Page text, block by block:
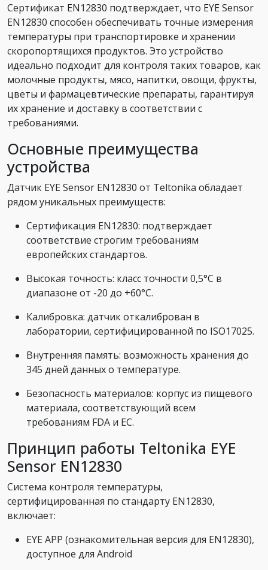
Сертификат EN12830 подтверждает, что EYE Sensor
EN12830 способен обеспечивать точные измерения
температуры при транспортировке и хранении
скоропортящихся продуктов. Это устройство
идеально подходит для контроля таких товаров, как
молочные продукты, мясо, напитки, овощи, фрукты,
цветы и фармацевтические препараты, гарантируя
их хранение и доставку в соответствии с
требованиями.
Основные преимущества
устройства
Датчик EYE Sensor EN12830 от Teltonika обладает
рядом уникальных преимуществ:
Сертификация EN12830: подтверждает
соответствие строгим требованиям
европейских стандартов.
Высокая точность: класс точности 0,5°C в
диапазоне от -20 до +60°C.
Калибровка: датчик откалиброван в
лаборатории, сертифицированной по ISO17025.
Внутренняя память: возможность хранения до
345 дней данных о температуре.
Безопасность материалов: корпус из пищевого
материала, соответствующий всем
требованиям FDA и ЕС.
Принцип работы Teltonika EYE
Sensor EN12830
Система контроля температуры,
сертифицированная по стандарту EN12830,
включает:
EYE APP (ознакомительная версия для EN12830),
доступное для Android